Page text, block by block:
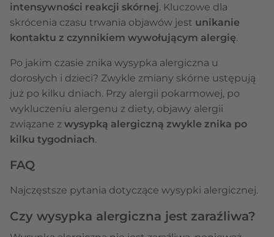
intensywności reakcji skórnej. Kluczowe dla
skrócenia czasu trwania objawów jest unikanie
kontaktu z czynnikiem wywołującym alergię.
Po jakim czasie znika wysypka alergiczna u
dorosłych i dzieci? Zwykle zmiany skórne ustępują
już po kilku dniach. Przy alergii pokarmowej, po
wykluczeniu alergenu z diety, objawy alergii
związane z wysypką alergiczną zwykle znika po
kilku tygodniach.
FAQ
Najczęstsze pytania dotyczące wysypki alergicznej.
Czy wysypka alergiczna jest zaraźliwa?